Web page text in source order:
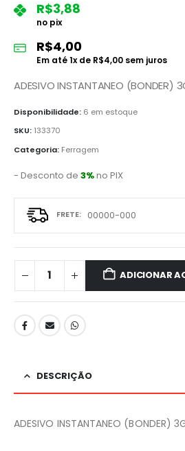
R$3,88
no pix
R$4,00
Em até1x de R$4,00 sem juros
ADESIVO INSTANTANEO (BONDER)
Disponibilidade: 6 em estoque
SKU: 133370
Categoria: Ferragem
- Desconto de 3%no PIX
ADICIONAR
DESCRIÇÃO
ADESIVO INSTANTANEO (BONDER)